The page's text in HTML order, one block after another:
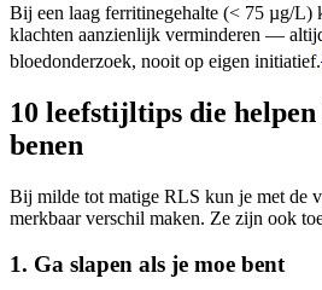
Bij een laag ferritinegehalte (< 75 µg/L)
klachten aanzienlijk verminderen —
bloedonderzoek, nooit op eigen initiatief.
10 leefstijltips die
benen
Bij milde tot matige RLS kun je met de
merkbaar verschil maken. Ze zijn ook
1. Ga slapen als je moe bent